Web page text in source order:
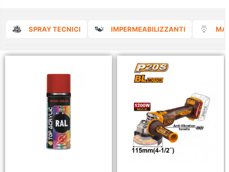
SPRAY TECNICI IMPERMEABILIZZANTI